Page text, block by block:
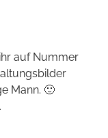
auf Nummer
Mann. 🙂